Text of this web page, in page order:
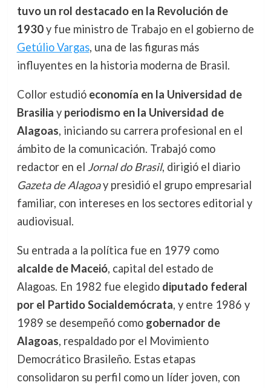
tuvo un rol destacado en la Revolución de
1930y fue ministro de Trabajo en el gobierno de
Getúlio Vargas, una de las figuras más
influyentes en la historia moderna de Brasil.
Collor estudió economía en la Universidad de
Brasilia y periodismo en la Universidad de
Alagoas, iniciando su carrera profesional en el
ámbito de la comunicación. Trabajó como
redactor en el Jornal do Brasil, dirigió el diario
Gazeta de Alagoay presidió el grupo empresarial
familiar, con intereses en los sectores editorial y
audiovisual.
Su entrada a la política fue en 1979 como
alcalde de Maceió, capital del estado de
Alagoas. En 1982 fue elegido diputado federal
por el Partido Socialdemócrata, y entre 1986 y
1989 se desempeñó como gobernador de
Alagoas, respaldado por el Movimiento
Democrático Brasileño. Estas etapas
consolidaron su perfil como un líder joven, con